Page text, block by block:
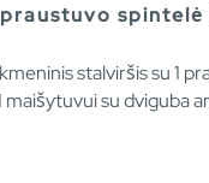
spintelė
stalviršis su 1
maišytuvui su dviguba